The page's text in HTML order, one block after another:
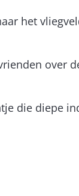
het
over
die diepe